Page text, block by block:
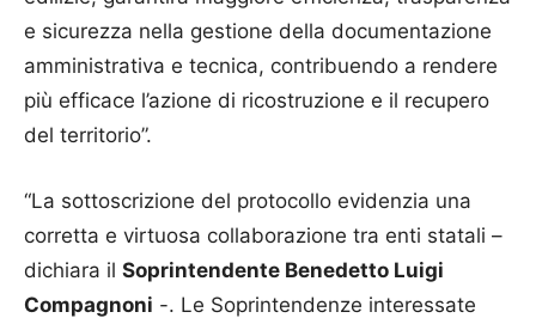
e sicurezza nella gestione della documentazione
amministrativa e tecnica, contribuendo a rendere
più efficace l’azione di ricostruzione e il recupero
del territorio”.
“La sottoscrizione del protocollo evidenzia una
corretta e virtuosa collaborazione tra enti statali –
dichiara il Soprintendente Benedetto Luigi
Compagnoni -. Le Soprintendenze interessate